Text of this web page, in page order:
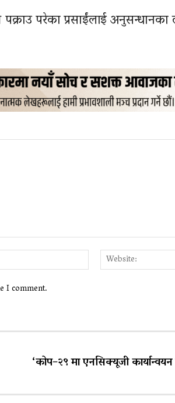
परेका प्रसाईंलाई अनुसन्धानका
Email:*
I comment.
‘कोप–२९ मा एनसिक्यूजी कार्यान्वयन